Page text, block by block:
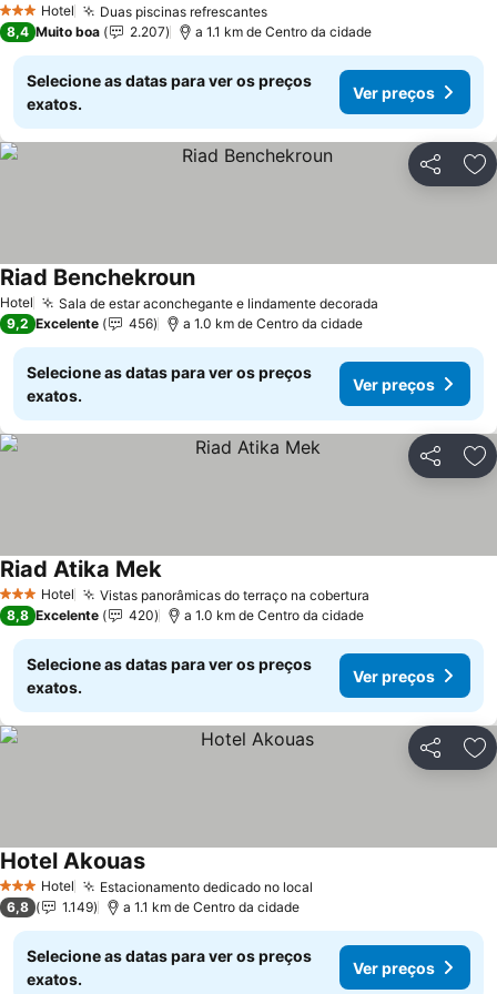
3 EstrelasHotel Duas piscinas refrescantesVer preços
8,4 Muito boa 2.207 a 1.1 km de Centro da cidade
Selecione as datas para ver os preços
exatos.
Ver preços
Partilhar
Hotel Sala de estar aconchegante e lindamente decorada
Riad BenchekrounVer preços
9,2 Excelente 456 a 1.0 km de Centro da cidade
Selecione as datas para ver os preços
exatos.
Ver preços
Partilhar
3 EstrelasHotel Vistas panorâmicas do terraço na cobertura
Riad Atika MekVer preços
8,8 Excelente 420 a 1.0 km de Centro da cidade
Selecione as datas para ver os preços
exatos.
Ver preços
Partilhar
3 EstrelasHotel Estacionamento dedicado no local
Hotel AkouasVer preços
6,8 1.149 a 1.1 km de Centro da cidade
Selecione as datas para ver os preços
exatos.
Ver preços